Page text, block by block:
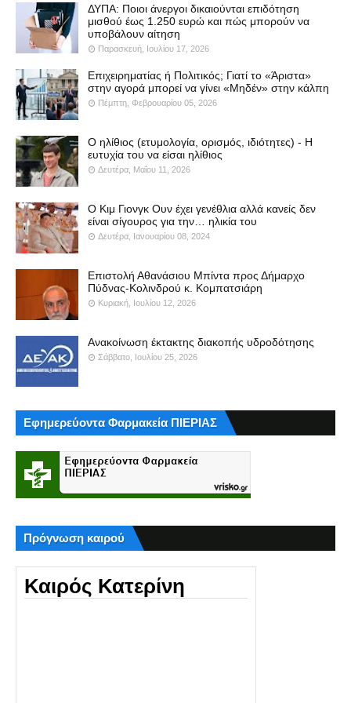
ΔΥΠΑ: Ποιοι άνεργοι δικαιούνται επιδότηση
μισθού έως 1.250 ευρώ και πώς μπορούν να
υποβάλουν αίτηση
Παρασκευή, Ιουλίου 17, 2026
Επιχειρηματίας ή Πολιτικός; Γιατί το «Άριστα»
στην αγορά μπορεί να γίνει «Μηδέν» στην κάλπη
Πέμπτη, Φεβρουαρίου 05, 2026
Ο ηλίθιος (ετυμολογία, ορισμός, ιδιότητες) - Η
ευτυχία του να είσαι ηλίθιος
Δευτέρα, Μαΐου 11, 2026
Ο Κιμ Γιονγκ Ουν έχει γενέθλια αλλά κανείς δεν
είναι σίγουρος για την… ηλικία του
Δευτέρα, Ιανουαρίου 08, 2024
Επιστολή Αθανάσιου Μπίντα προς Δήμαρχο
Πύδνας-Κολινδρού κ. Κομπατσιάρη
Κυριακή, Ιουλίου 12, 2026
Ανακοίνωση έκτακτης διακοπής υδροδότησης
Σάββατο, Ιουλίου 25, 2026
Εφημερεύοντα Φαρμακεία ΠΙΕΡΙΑΣ
Πρόγνωση καιρού
Καιρός Κατερίνη